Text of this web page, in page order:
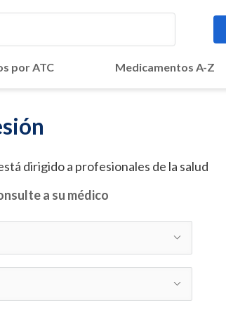
por ATC Medicamentos A-Z
dirigido a profesionales de la salud
a su médico